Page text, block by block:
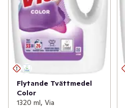
Flytande Tvättmedel
Color
1320 ml, Via